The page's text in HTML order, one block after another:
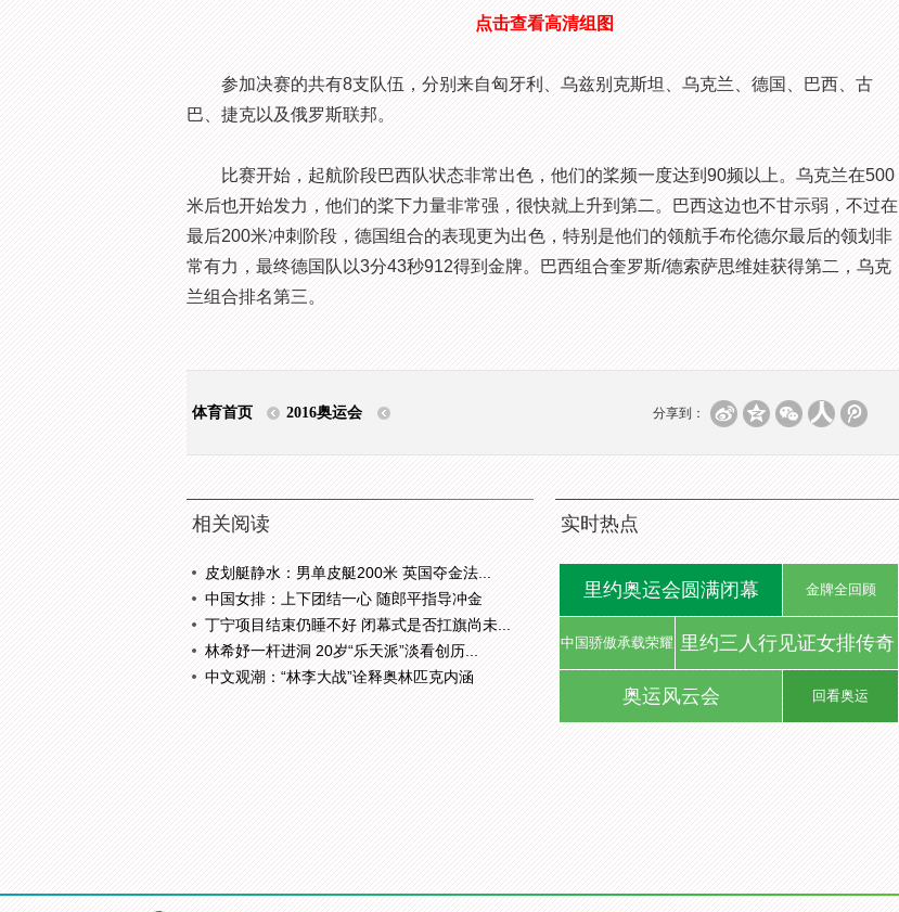
点击查看高清组图
参加决赛的共有8支队伍，分别来自匈牙利、乌兹别克斯坦、乌克兰、德国、巴西、古
巴、捷克以及俄罗斯联邦。
比赛开始，起航阶段巴西队状态非常出色，他们的桨频一度达到90频以上。乌克兰在500
米后也开始发力，他们的桨下力量非常强，很快就上升到第二。巴西这边也不甘示弱，不过在
最后200米冲刺阶段，德国组合的表现更为出色，特别是他们的领航手布伦德尔最后的领划非
常有力，最终德国队以3分43秒912得到金牌。巴西组合奎罗斯/德索萨思维娃获得第二，乌克
兰组合排名第三。
体育首页 2016奥运会 分享到：
相关阅读
皮划艇静水：男单皮艇200米 英国夺金法...
中国女排：上下团结一心 随郎平指导冲金
丁宁项目结束仍睡不好 闭幕式是否扛旗尚未...
林希妤一杆进洞 20岁“乐天派”淡看创历...
中文观潮：“林李大战”诠释奥林匹克内涵
实时热点
里约奥运会圆满闭幕 金牌全回顾
中国骄傲承载荣耀 里约三人行见证女排传奇
奥运风云会 回看奥运